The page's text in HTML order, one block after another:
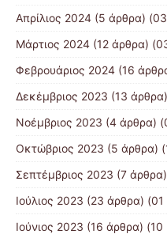
Απρίλιος 2024 (5 άρθρα)
Μάρτιος 2024 (12 άρθρα)
Φεβρουάριος 2024 (16
Δεκέμβριος 2023 (13
Νοέμβριος 2023 (4 άρθρα)
Οκτώβριος 2023 (5 άρθρα)
Σεπτέμβριος 2023 (7
Ιούλιος 2023 (23 άρθρα) (01
Ιούνιος 2023 (16 άρθρα) (10